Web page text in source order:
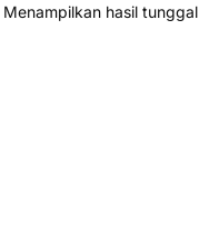
Menampilkan hasil tunggal